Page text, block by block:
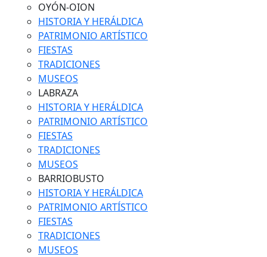
OYÓN-OION
HISTORIA Y HERÁLDICA
PATRIMONIO ARTÍSTICO
FIESTAS
TRADICIONES
MUSEOS
LABRAZA
HISTORIA Y HERÁLDICA
PATRIMONIO ARTÍSTICO
FIESTAS
TRADICIONES
MUSEOS
BARRIOBUSTO
HISTORIA Y HERÁLDICA
PATRIMONIO ARTÍSTICO
FIESTAS
TRADICIONES
MUSEOS